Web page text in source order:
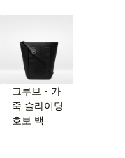
그루브 - 가
죽 슬라이딩
호보 백